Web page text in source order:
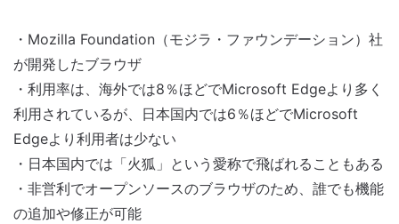
・Mozilla Foundation（モジラ・ファウンデーション）社
が開発したブラウザ
・利用率は、海外では8％ほどでMicrosoft Edgeより多く
利用されているが、日本国内では6％ほどでMicrosoft
Edgeより利用者は少ない
・日本国内では「火狐」という愛称で飛ばれることもある
・非営利でオープンソースのブラウザのため、誰でも機能
の追加や修正が可能